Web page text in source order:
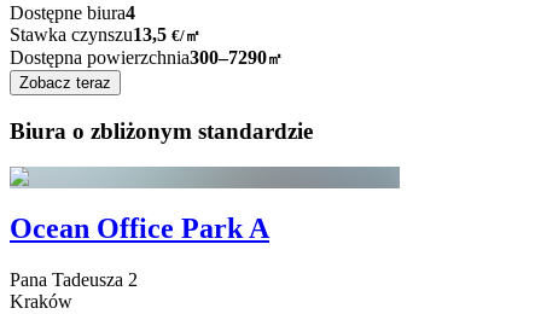
Dostępne biura4
Stawka czynszu13,5 €/㎡
Dostępna powierzchnia300–7290㎡
Zobacz teraz
Biura o zbliżonym standardzie
Ocean Office Park A
Pana Tadeusza 2
Kraków